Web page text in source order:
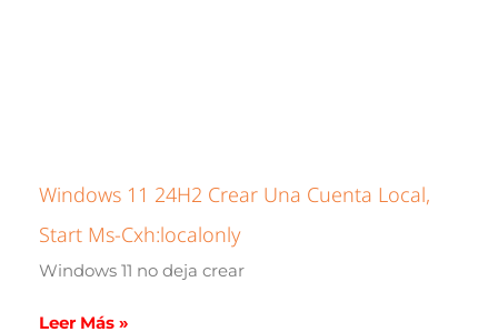
Windows 11 24H2 Crear Una Cuenta Local,
Start Ms-Cxh:localonly
Windows 11 no deja crear
Leer Más »